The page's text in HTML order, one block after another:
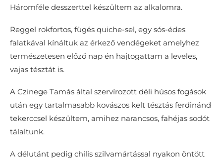
Háromféle desszerttel készültem az alkalomra.
Reggel rokfortos, fügés quiche-sel, egy sós-édes
falatkával kínáltuk az érkező vendégeket amelyhez
természetesen előző nap én hajtogattam a leveles,
vajas tésztát is.
A Czinege Tamás által szervírozott déli húsos fogások
után egy tartalmasabb kovászos kelt tésztás ferdinánd
tekerccsel készültem, amihez narancsos, fahéjas sodót
tálaltunk.
A délutánt pedig chilis szilvamártással nyakon öntött